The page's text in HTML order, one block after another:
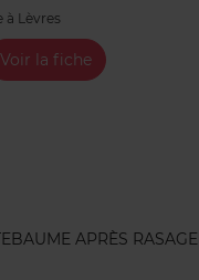
à Lèvres
Voir la fiche
BAUME APRÈS RASAGE